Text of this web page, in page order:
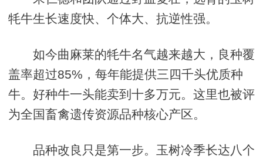
牦牛生长速度快、个体大、抗逆性强。
如今曲麻莱的牦牛名气越来越大，良种覆
盖率超过85%，每年能提供三四千头优质种
牛。好种牛一头能卖到十多万元。这里也被评
为全国畜禽遗传资源品种核心产区。
品种改良只是第一步。玉树冷季长达八个